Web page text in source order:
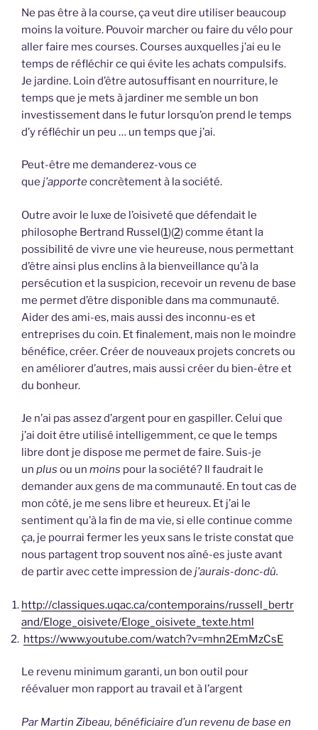
Ne pas être à la course, ça veut dire utiliser beaucoup
moins la voiture. Pouvoir marcher ou faire du vélo pour
aller faire mes courses. Courses auxquelles j’ai eu le
temps de réfléchir ce qui évite les achats compulsifs.
Je jardine. Loin d’être autosuffisant en nourriture, le
temps que je mets à jardiner me semble un bon
investissement dans le futur lorsqu’on prend le temps
d’y réfléchir un peu … un temps que j’ai.
Peut-être me demanderez-vous ce
que j’apporteconcrètement à la société.
Outre avoir le luxe de l’oisiveté que défendait le
philosophe Bertrand Russel(1)(2) comme étant la
possibilité de vivre une vie heureuse, nous permettant
d’être ainsi plus enclins à la bienveillance qu’à la
persécution et la suspicion, recevoir un revenu de base
me permet d’être disponible dans ma communauté.
Aider des ami-es, mais aussi des inconnu-es et
entreprises du coin. Et finalement, mais non le moindre
bénéfice, créer. Créer de nouveaux projets concrets ou
en améliorer d’autres, mais aussi créer du bien-être et
du bonheur.
Je n’ai pas assez d’argent pour en gaspiller. Celui que
j’ai doit être utilisé intelligemment, ce que le temps
libre dont je dispose me permet de faire. Suis-je
un plus ou un moins pour la société? Il faudrait le
demander aux gens de ma communauté. En tout cas de
mon côté, je me sens libre et heureux. Et j’ai le
sentiment qu’à la fin de ma vie, si elle continue comme
ça, je pourrai fermer les yeux sans le triste constat que
nous partagent trop souvent nos aîné-es juste avant
de partir avec cette impression de j’aurais-donc-dû.
http://classiques.uqac.ca/contemporains/russell_bertr
and/Eloge_oisivete/Eloge_oisivete_texte.html
https://www.youtube.com/watch?v=mhn2EmMzCsE
Le revenu minimum garanti, un bon outil pour
réévaluer mon rapport au travail et à l’argent
Par Martin Zibeau, bénéficiaire d’un revenu de base en